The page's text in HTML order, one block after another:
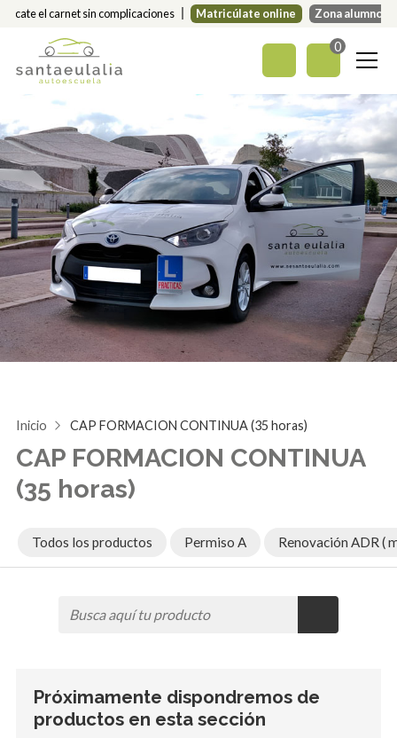
Sácate el carnet sin complicaciones Matricúlate online Zona alumnos
0
Inicio CAP FORMACION CONTINUA (35 horas)
CAP FORMACION CONTINUA
(35 horas)
Todos los productos Permiso A Renovación ADR (
Próximamente dispondremos de
productos en esta sección